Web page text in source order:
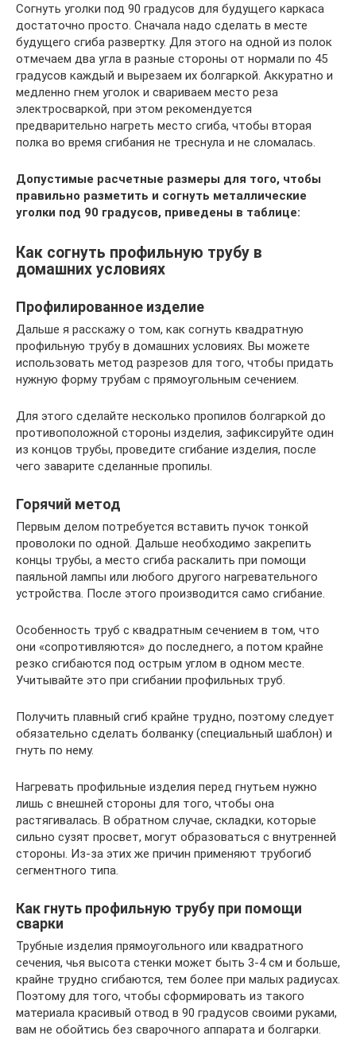
Согнуть уголки под 90 градусов для будущего каркаса
достаточно просто. Сначала надо сделать в месте
будущего сгиба развертку. Для этого на одной из полок
отмечаем два угла в разные стороны от нормали по 45
градусов каждый и вырезаем их болгаркой. Аккуратно и
медленно гнем уголок и свариваем место реза
электросваркой, при этом рекомендуется
предварительно нагреть место сгиба, чтобы вторая
полка во время сгибания не треснула и не сломалась.
Допустимые расчетные размеры для того, чтобы
правильно разметить и согнуть металлические
уголки под 90 градусов, приведены в таблице:
Как согнуть профильную трубу в
домашних условиях
Профилированное изделие
Дальше я расскажу о том, как согнуть квадратную
профильную трубу в домашних условиях. Вы можете
использовать метод разрезов для того, чтобы придать
нужную форму трубам с прямоугольным сечением.
Для этого сделайте несколько пропилов болгаркой до
противоположной стороны изделия, зафиксируйте один
из концов трубы, проведите сгибание изделия, после
чего заварите сделанные пропилы.
Горячий метод
Первым делом потребуется вставить пучок тонкой
проволоки по одной. Дальше необходимо закрепить
концы трубы, а место сгиба раскалить при помощи
паяльной лампы или любого другого нагревательного
устройства. После этого производится само сгибание.
Особенность труб с квадратным сечением в том, что
они «сопротивляются» до последнего, а потом крайне
резко сгибаются под острым углом в одном месте.
Учитывайте это при сгибании профильных труб.
Получить плавный сгиб крайне трудно, поэтому следует
обязательно сделать болванку (специальный шаблон) и
гнуть по нему.
Нагревать профильные изделия перед гнутьем нужно
лишь с внешней стороны для того, чтобы она
растягивалась. В обратном случае, складки, которые
сильно сузят просвет, могут образоваться с внутренней
стороны. Из-за этих же причин применяют трубогиб
сегментного типа.
Как гнуть профильную трубу при помощи
сварки
Трубные изделия прямоугольного или квадратного
сечения, чья высота стенки может быть 3-4 см и больше,
крайне трудно сгибаются, тем более при малых радиусах.
Поэтому для того, чтобы сформировать из такого
материала красивый отвод в 90 градусов своими руками,
вам не обойтись без сварочного аппарата и болгарки.